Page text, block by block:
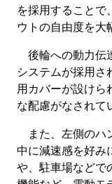
を採用することで
ウトの自由度を大
後輪への動力伝
システムが採用さ
用カバーが設けら
な配慮がなされて
また、左側のハ
中に減速感を好み
や、駐車場などで